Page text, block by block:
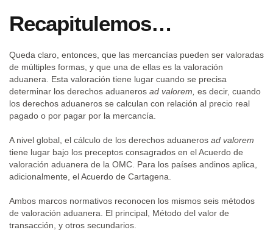
Recapitulemos…
Queda claro, entonces, que las mercancías pueden ser valoradas
de múltiples formas, y que una de ellas es la valoración
aduanera. Esta valoración tiene lugar cuando se precisa
determinar los derechos aduaneros ad valorem, es decir, cuando
los derechos aduaneros se calculan con relación al precio real
pagado o por pagar por la mercancía.
A nivel global, el cálculo de los derechos aduaneros ad valorem
tiene lugar bajo los preceptos consagrados en el Acuerdo de
valoración aduanera de la OMC. Para los países andinos aplica,
adicionalmente, el Acuerdo de Cartagena.
Ambos marcos normativos reconocen los mismos seis métodos
de valoración aduanera. El principal, Método del valor de
transacción, y otros secundarios.